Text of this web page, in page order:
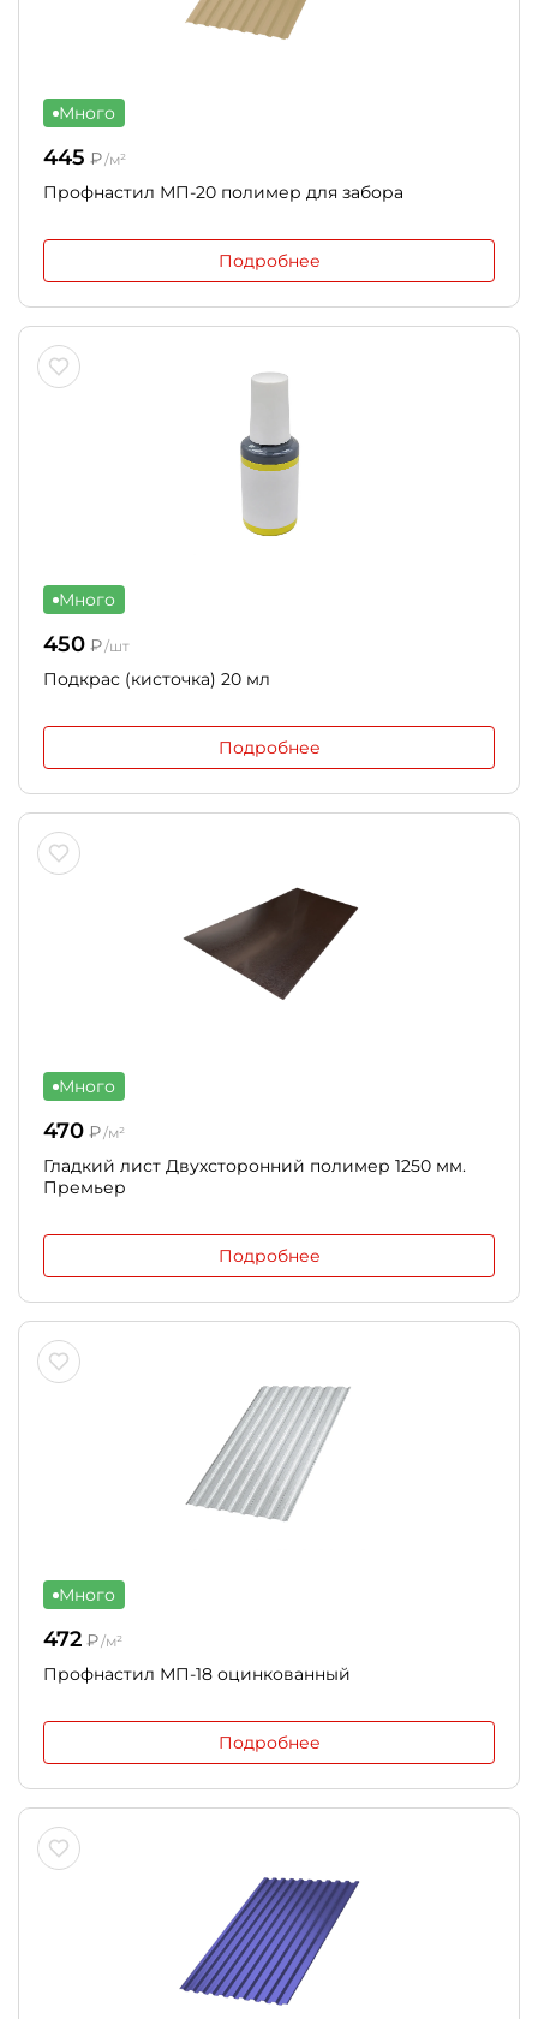
Много
445 ₽/м²
Профнастил МП-20 полимер для забора
Подробнее
Много
450 ₽/шт
Подкрас (кисточка) 20 мл
Подробнее
Много
470 ₽/м²
Гладкий лист Двухсторонний полимер 1250 мм.
Премьер
Подробнее
Много
472 ₽/м²
Профнастил МП-18 оцинкованный
Подробнее